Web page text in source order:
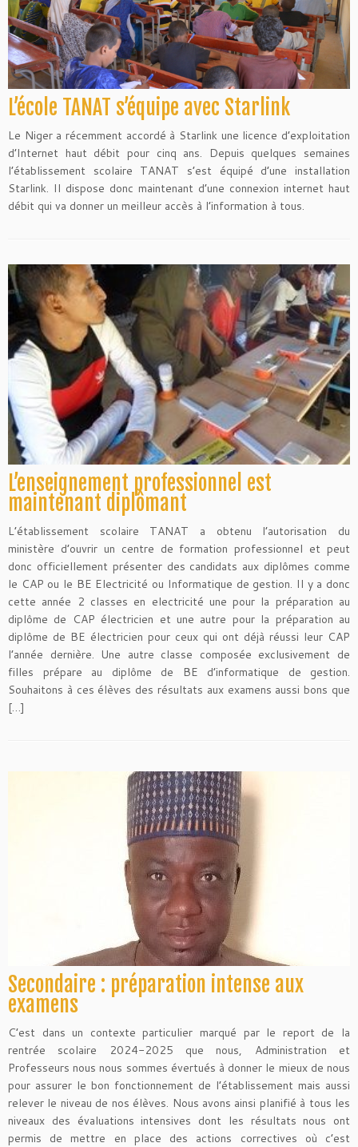
L’école TANAT s’équipe avec Starlink
Le Niger a récemment accordé à Starlink une licence d’exploitation
d’Internet haut débit pour cinq ans. Depuis quelques semaines
l’établissement scolaire TANAT s’est équipé d’une installation
Starlink. Il dispose donc maintenant d’une connexion internet haut
débit qui va donner un meilleur accès à l’information à tous.
L’enseignement professionnel est
maintenant diplômant
L’établissement scolaire TANAT a obtenu l’autorisation du
ministère d’ouvrir un centre de formation professionnel et peut
donc officiellement présenter des candidats aux diplômes comme
le CAP ou le BE Electricité ou Informatique de gestion. Il y a donc
cette année 2 classes en electricité une pour la préparation au
diplôme de CAP électricien et une autre pour la préparation au
diplôme de BE électricien pour ceux qui ont déjà réussi leur CAP
l’année dernière. Une autre classe composée exclusivement de
filles prépare au diplôme de BE d’informatique de gestion.
Souhaitons à ces élèves des résultats aux examens aussi bons que
[…]
Secondaire : préparation intense aux
examens
C’est dans un contexte particulier marqué par le report de la
rentrée scolaire 2024-2025 que nous, Administration et
Professeurs nous nous sommes évertués à donner le mieux de nous
pour assurer le bon fonctionnement de l’établissement mais aussi
relever le niveau de nos élèves. Nous avons ainsi planifié à tous les
niveaux des évaluations intensives dont les résultats nous ont
permis de mettre en place des actions correctives où c’est